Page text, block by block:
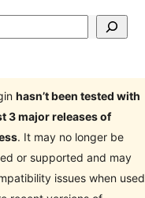
hasn’t been tested with
3 major releases of
. It may no longer be
or supported and may
issues when used